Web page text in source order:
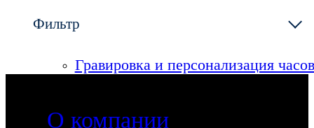
Сервисный центр
Гравировка и персонализация часов
О компании
Фильтр